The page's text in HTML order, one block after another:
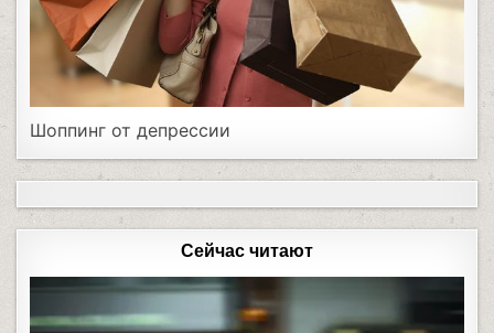
Шоппинг от депрессии
Сейчас читают